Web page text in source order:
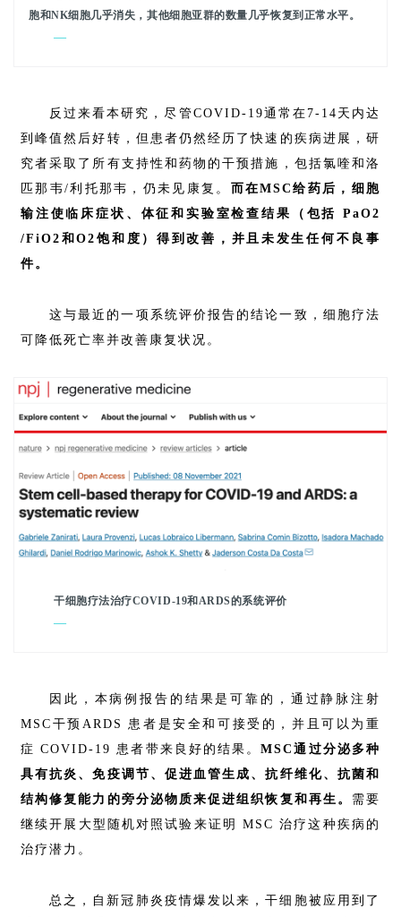
胞和NK细胞几乎消失，其他细胞亚群的数量几乎恢复到正常水平。
—
反过来看本研究，尽管COVID-19通常在7-14天内达
到峰值然后好转，但患者仍然经历了快速的疾病进展，研
究者采取了所有支持性和药物的干预措施，包括氯喹和洛
匹那韦/利托那韦，仍未见康复。 而在MSC给药后，细胞
输注使临床症状、体征和实验室检查结果（包括 PaO2
/FiO2和O2饱和度）得到改善，并且未发生任何不良事
件。
这与最近的一项系统评价报告的结论一致，细胞疗法
可降低死亡率并改善康复状况。
干细胞疗法治疗COVID-19和ARDS的系统评价
—
因此，本病例报告的结果是可靠的，通过静脉注射
MSC干预ARDS 患者是安全和可接受的，并且可以为重
症 COVID-19 患者带来良好的结果。MSC通过分泌多种
具有抗炎、免疫调节、促进血管生成、抗纤维化、抗菌和
结构修复能力的旁分泌物质来促进组织恢复和再生。 需要
继续开展大型随机对照试验来证明 MSC 治疗这种疾病的
治疗潜力。
总之，自新冠肺炎疫情爆发以来，干细胞被应用到了